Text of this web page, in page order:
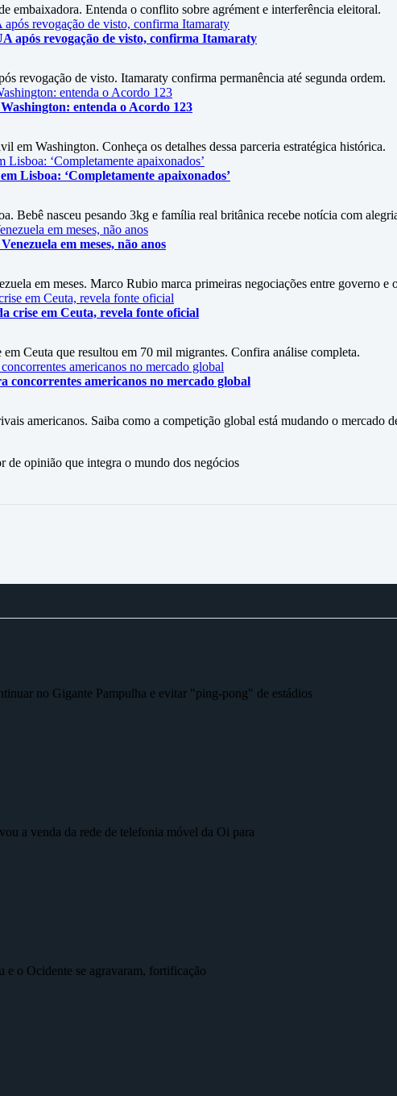
embaixadora. Entenda o conflito sobre agrément e interferência eleitoral.
após revogação de visto, confirma Itamaraty
revogação de visto. Itamaraty confirma permanência até segunda ordem.
entenda o Acordo 123
em Washington. Conheça os detalhes dessa parceria estratégica histórica.
Lisboa: ‘Completamente apaixonados’
Bebê nasceu pesando 3kg e família real britânica recebe notícia com
em meses, não anos
em meses. Marco Rubio marca primeiras negociações entre governo e
crise em Ceuta, revela fonte oficial
Ceuta que resultou em 70 mil migrantes. Confira análise completa.
concorrentes americanos no mercado global
americanos. Saiba como a competição global está mudando o mercado
opinião que integra o mundo dos negócios
no Gigante Pampulha e evitar "ping-pong" de estádios
a venda da rede de telefonia móvel da Oi para
e o Ocidente se agravaram, fortificação